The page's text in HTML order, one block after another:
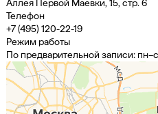
Аллея Первой Маевки, 15, стр. 6
Телефон
+7 (495) 120-22-19
Режим работы
По предварительной записи: